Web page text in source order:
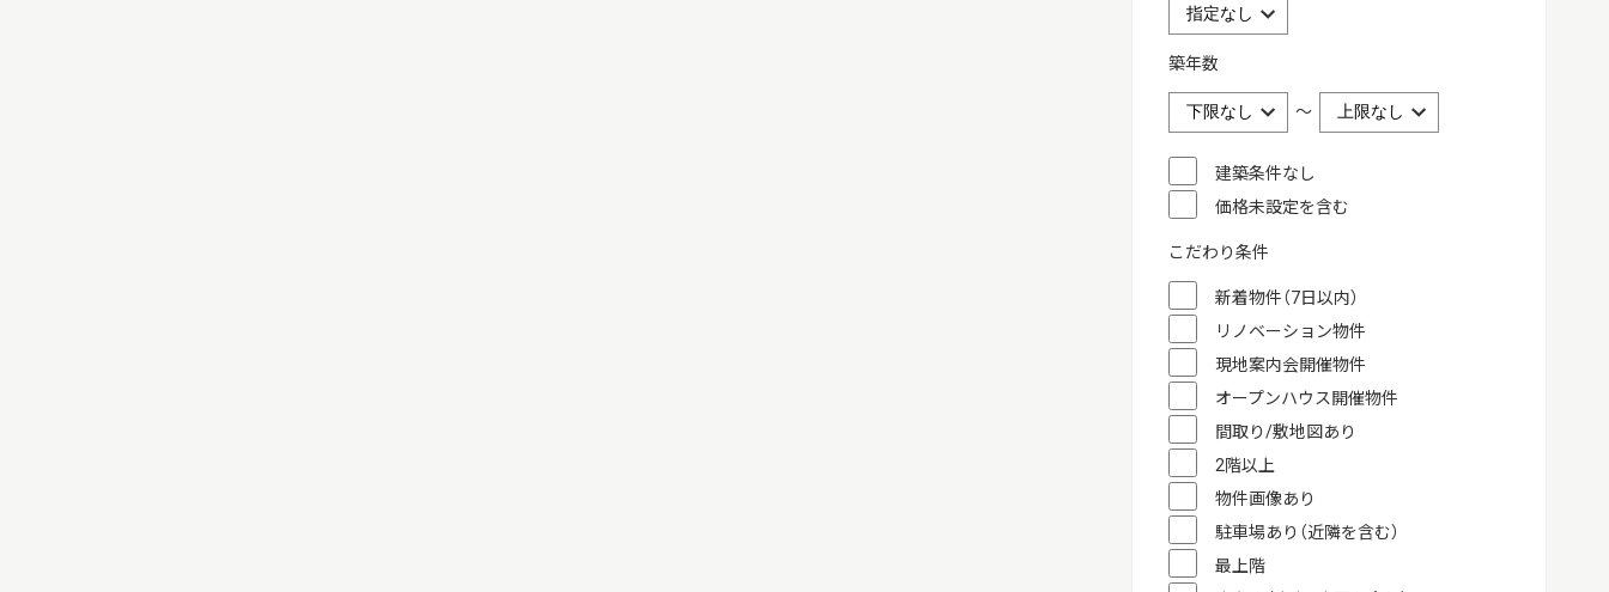
築年数
～
建築条件なし
価格未設定を含む
こだわり条件
新着物件（7日以内）
リノベーション物件
現地案内会開催物件
オープンハウス開催物件
間取り/敷地図あり
2階以上
物件画像あり
駐車場あり（近隣を含む）
最上階